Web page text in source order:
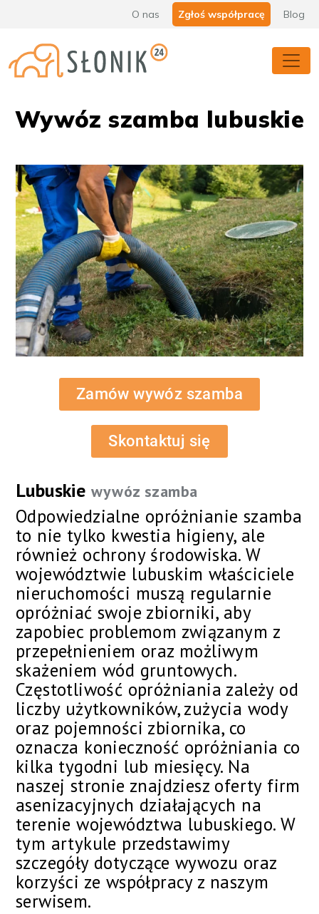
O nas Zgłoś współpracę Blog
Wywóz szamba lubuskie
Zamów wywóz szamba
Skontaktuj się
Lubuskie wywóz szamba
Odpowiedzialne opróżnianie szamba
to nie tylko kwestia higieny, ale
również ochrony środowiska. W
województwie lubuskim właściciele
nieruchomości muszą regularnie
opróżniać swoje zbiorniki, aby
zapobiec problemom związanym z
przepełnieniem oraz możliwym
skażeniem wód gruntowych.
Częstotliwość opróżniania zależy od
liczby użytkowników, zużycia wody
oraz pojemności zbiornika, co
oznacza konieczność opróżniania co
kilka tygodni lub miesięcy. Na
naszej stronie znajdziesz oferty firm
asenizacyjnych działających na
terenie województwa lubuskiego. W
tym artykule przedstawimy
szczegóły dotyczące wywozu oraz
korzyści ze współpracy z naszym
serwisem.